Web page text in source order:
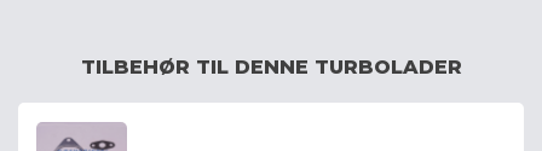
TILBEHØR TIL DENNE TURBOLADER